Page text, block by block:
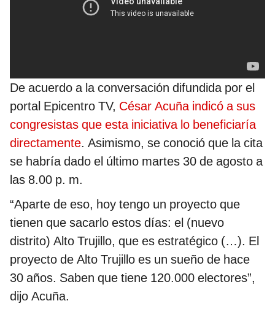
De acuerdo a la conversación difundida por el
portal Epicentro TV, César Acuña indicó a sus
congresistas que esta iniciativa lo beneficiaría
directamente. Asimismo, se conoció que la cita
se habría dado el último martes 30 de agosto a
las 8.00 p. m.
“Aparte de eso, hoy tengo un proyecto que
tienen que sacarlo estos días: el (nuevo
distrito) Alto Trujillo, que es estratégico (…). El
proyecto de Alto Trujillo es un sueño de hace
30 años. Saben que tiene 120.000 electores”,
dijo Acuña.